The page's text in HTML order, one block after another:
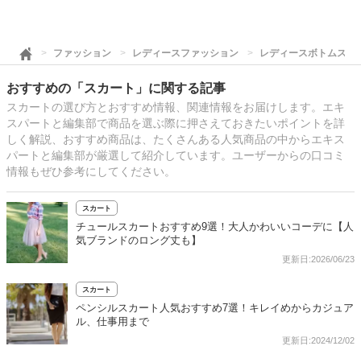
ファッション レディースファッション レディースボトムス
おすすめの「スカート」に関する記事
スカートの選び方とおすすめ情報、関連情報をお届けします。エキ
スパートと編集部で商品を選ぶ際に押さえておきたいポイントを詳
しく解説、おすすめ商品は、たくさんある人気商品の中からエキス
パートと編集部が厳選して紹介しています。ユーザーからの口コミ
情報もぜひ参考にしてください。
スカート
チュールスカートおすすめ9選！大人かわいいコーデに【人
気ブランドのロング丈も】
更新日:2026/06/23
スカート
ペンシルスカート人気おすすめ7選！キレイめからカジュア
ル、仕事用まで
更新日:2024/12/02